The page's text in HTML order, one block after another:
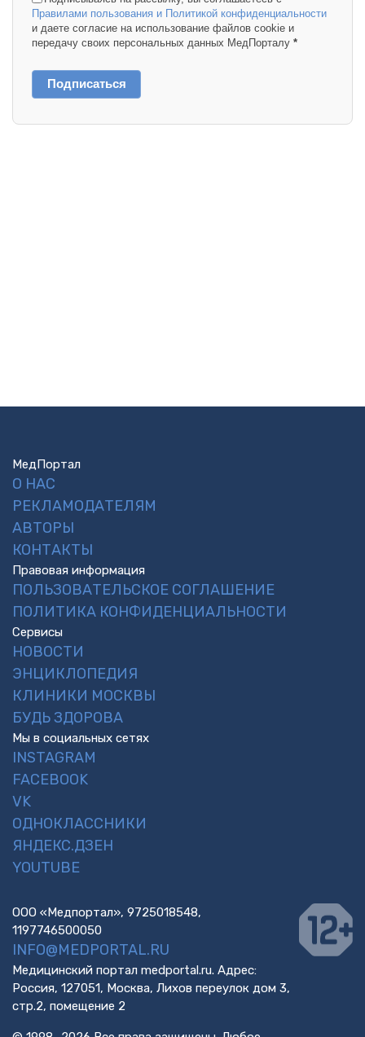
Правилами пользования и Политикой конфиденциальности
и даете согласие на использование файлов cookie и
передачу своих персональных данных МедПорталу *
Подписаться
МедПортал
О НАС
РЕКЛАМОДАТЕЛЯМ
АВТОРЫ
КОНТАКТЫ
Правовая информация
ПОЛЬЗОВАТЕЛЬСКОЕ СОГЛАШЕНИЕ
ПОЛИТИКА КОНФИДЕНЦИАЛЬНОСТИ
Сервисы
НОВОСТИ
ЭНЦИКЛОПЕДИЯ
КЛИНИКИ МОСКВЫ
БУДЬ ЗДОРОВА
Мы в социальных сетях
INSTAGRAM
FACEBOOK
VK
ОДНОКЛАССНИКИ
ЯНДЕКС.ДЗЕН
YOUTUBE
ООО «Медпортал», 9725018548,
1197746500050
INFO@MEDPORTAL.RU
Медицинский портал medportal.ru. Адрес:
Россия, 127051, Москва, Лихов переулок дом 3,
стр.2, помещение 2